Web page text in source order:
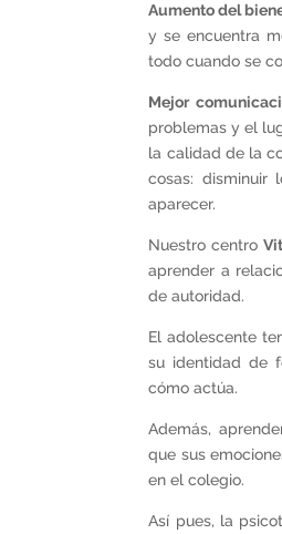
Aumento del
y se encuentra
todo cuando se
Mejor
problemas y el
la calidad de la
cosas: disminuir
aparecer.
Nuestro centro
aprender a
de autoridad.
El adolescente
su identidad de
cómo actúa.
Además,
que sus
en el colegio.
Así pues, la